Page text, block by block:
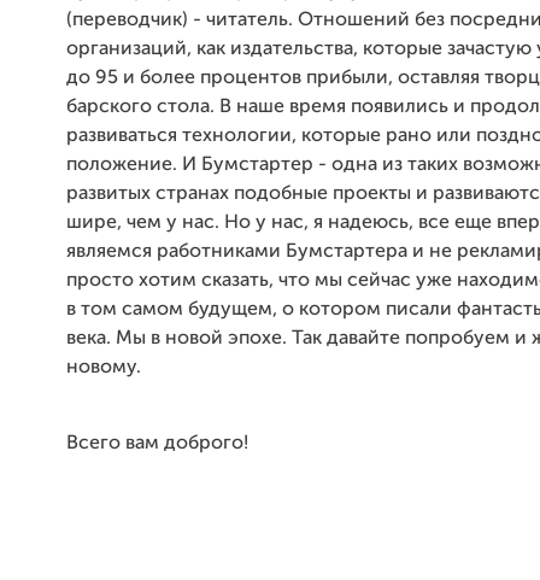
(переводчик) - читатель. Отношений без
организаций, как издательства, которые
до 95 и более процентов прибыли, оставляя
барского стола. В наше время появились и
развиваться технологии, которые рано или
положение. И Бумстартер - одна из таких
развитых странах подобные проекты и
шире, чем у нас. Но у нас, я надеюсь, все еще
являемся работниками Бумстартера и не
просто хотим сказать, что мы сейчас уже
в том самом будущем, о котором писали
века. Мы в новой эпохе. Так давайте попробуем и
новому.
Всего вам доброго!